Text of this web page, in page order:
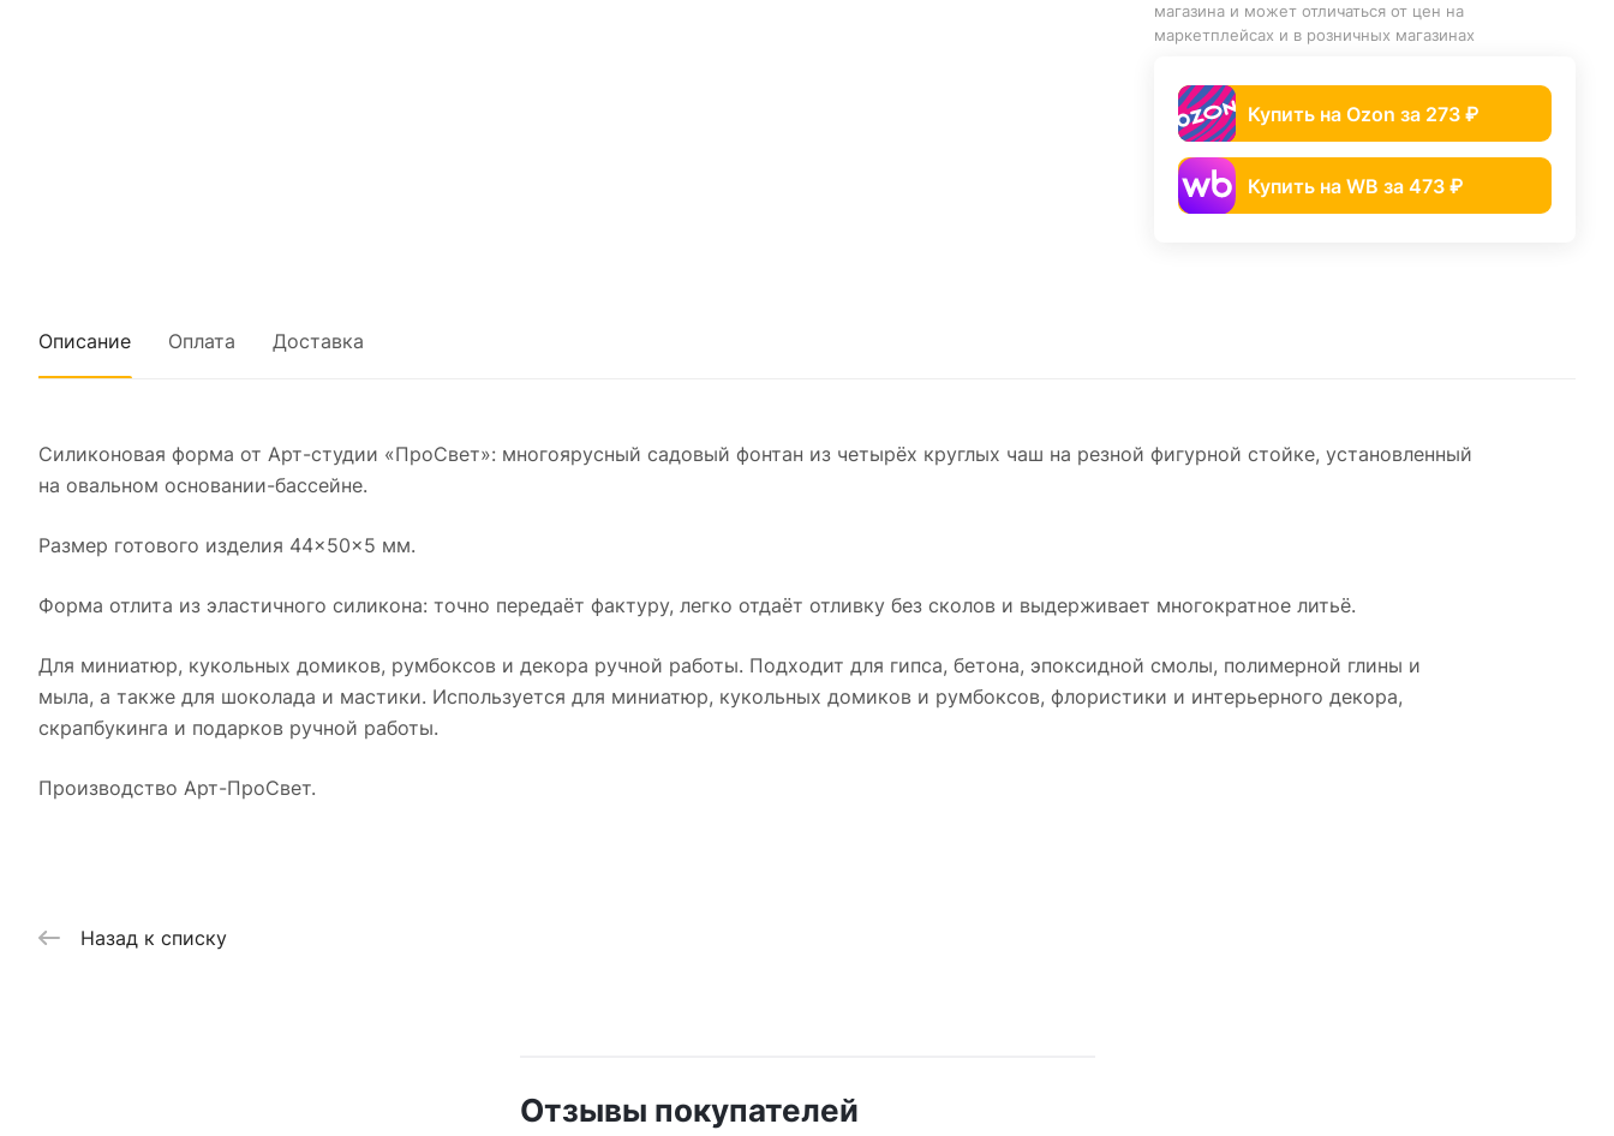
магазина и может отличаться от цен на
маркетплейсах и в розничных магазинах
Купить на Ozon за 273 ₽
Купить на WB за 473 ₽
Описание Оплата Доставка
Силиконовая форма от Арт-студии «ПроСвет»: многоярусный садовый фонтан из четырёх круглых чаш на резной фигурной стойке, установленный
на овальном основании-бассейне.
Размер готового изделия 44×50×5 мм.
Форма отлита из эластичного силикона: точно передаёт фактуру, легко отдаёт отливку без сколов и выдерживает многократное литьё.
Для миниатюр, кукольных домиков, румбоксов и декора ручной работы. Подходит для гипса, бетона, эпоксидной смолы, полимерной глины и
мыла, а также для шоколада и мастики. Используется для миниатюр, кукольных домиков и румбоксов, флористики и интерьерного декора,
скрапбукинга и подарков ручной работы.
Производство Арт-ПроСвет.
Назад к списку
Отзывы покупателей